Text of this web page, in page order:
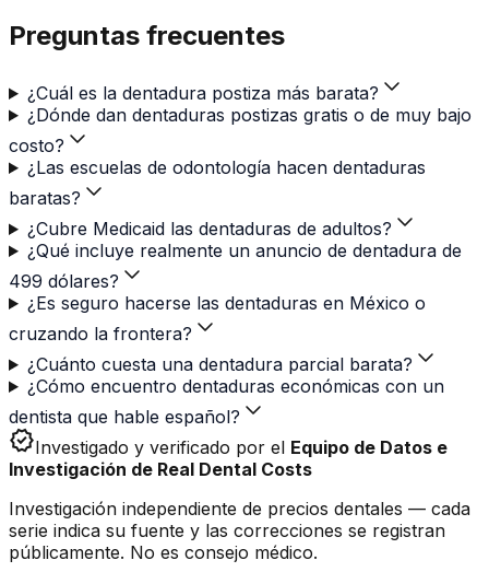
Preguntas frecuentes
¿Cuál es la dentadura postiza más barata?
¿Dónde dan dentaduras postizas gratis o de muy bajo
costo?
¿Las escuelas de odontología hacen dentaduras
baratas?
¿Cubre Medicaid las dentaduras de adultos?
¿Qué incluye realmente un anuncio de dentadura de
499 dólares?
¿Es seguro hacerse las dentaduras en México o
cruzando la frontera?
¿Cuánto cuesta una dentadura parcial barata?
¿Cómo encuentro dentaduras económicas con un
dentista que hable español?
verifiedInvestigado y verificado por el Equipo de Datos e
Investigación de Real Dental Costs
Investigación independiente de precios dentales — cada
serie indica su fuente y las correcciones se registran
públicamente. No es consejo médico.